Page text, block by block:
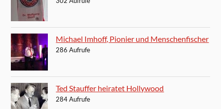
Michael Imhoff, Pionier und Menschenfischer
286 Aufrufe
Ted Stauffer heiratet Hollywood
284 Aufrufe